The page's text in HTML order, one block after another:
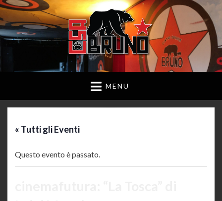
MENU
« Tutti gli Eventi
Questo evento è passato.